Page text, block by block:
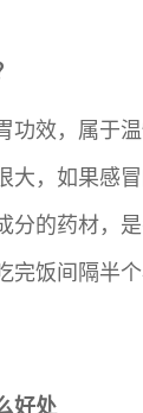
功效，属于
大，如果感
分的药材，
饭间隔半个
好处